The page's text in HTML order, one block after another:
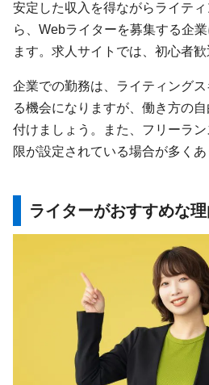
安定した収入を得ながらライテ
ら、Webライターを募集する企
ます。求人サイトでは、初心者歓
企業での勤務は、ライティング
る機会になりますが、働き方の
付けましょう。また、フリーラ
限が設定されている場合が多くあ
ライターがおすすめな